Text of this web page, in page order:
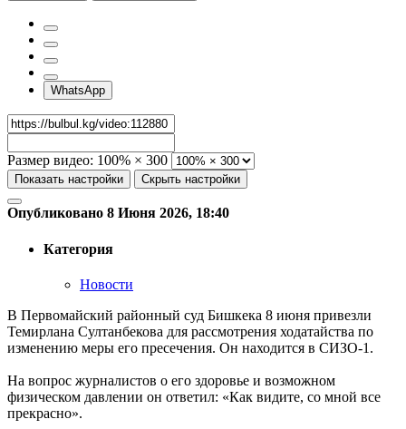
WhatsApp
Размер видео: 100% × 300
Показать настройки Скрыть настройки
Опубликовано 8 Июня 2026, 18:40
Категория
Новости
В Первомайский районный суд Бишкека 8 июня привезли
Темирлана Султанбекова для рассмотрения ходатайства по
изменению меры его пресечения. Он находится в СИЗО-1.
На вопрос журналистов о его здоровье и возможном
физическом давлении он ответил: «Как видите, со мной все
прекрасно».